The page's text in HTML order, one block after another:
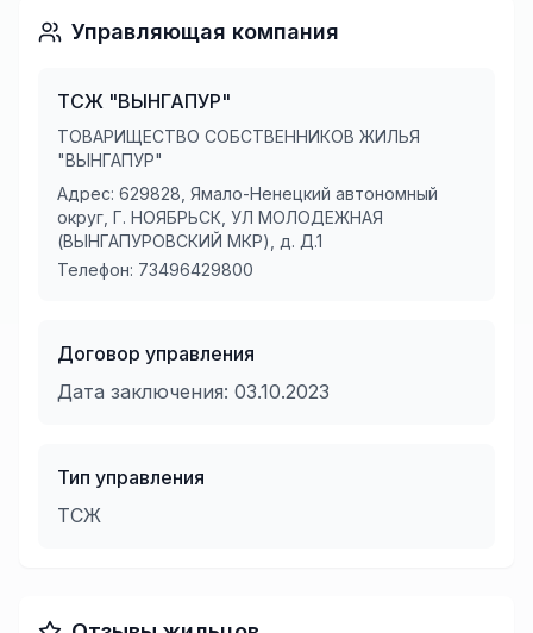
Управляющая компания
ТСЖ "ВЫНГАПУР"
ТОВАРИЩЕСТВО СОБСТВЕННИКОВ ЖИЛЬЯ
"ВЫНГАПУР"
Адрес: 629828, Ямало-Ненецкий автономный
округ, Г. НОЯБРЬСК, УЛ МОЛОДЕЖНАЯ
(ВЫНГАПУРОВСКИЙ МКР), д. Д.1
Телефон: 73496429800
Договор управления
Дата заключения: 03.10.2023
Тип управления
ТСЖ